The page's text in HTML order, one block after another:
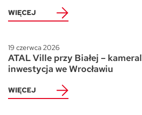
WIĘCEJ
19 czerwca 2026
ATAL Ville przy Białej –
inwestycja we Wrocławiu
WIĘCEJ